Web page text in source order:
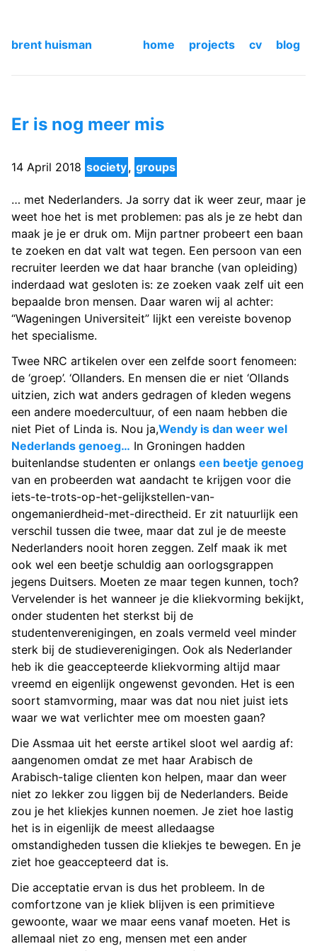
brent huisman home projects cv blog
Er is nog meer mis
14 April 2018 society, groups
… met Nederlanders. Ja sorry dat ik weer zeur, maar je
weet hoe het is met problemen: pas als je ze hebt dan
maak je je er druk om. Mijn partner probeert een baan
te zoeken en dat valt wat tegen. Een persoon van een
recruiter leerden we dat haar branche (van opleiding)
inderdaad wat gesloten is: ze zoeken vaak zelf uit een
bepaalde bron mensen. Daar waren wij al achter:
“Wageningen Universiteit” lijkt een vereiste bovenop
het specialisme.
Twee NRC artikelen over een zelfde soort fenomeen:
de ‘groep’. ‘Ollanders. En mensen die er niet ‘Ollands
uitzien, zich wat anders gedragen of kleden wegens
een andere moedercultuur, of een naam hebben die
niet Piet of Linda is. Nou ja,Wendy is dan weer wel
Nederlands genoeg… In Groningen hadden
buitenlandse studenten er onlangs een beetje genoeg
van en probeerden wat aandacht te krijgen voor die
iets-te-trots-op-het-gelijkstellen-van-
ongemanierdheid-met-directheid. Er zit natuurlijk een
verschil tussen die twee, maar dat zul je de meeste
Nederlanders nooit horen zeggen. Zelf maak ik met
ook wel een beetje schuldig aan oorlogsgrappen
jegens Duitsers. Moeten ze maar tegen kunnen, toch?
Vervelender is het wanneer je die kliekvorming bekijkt,
onder studenten het sterkst bij de
studentenverenigingen, en zoals vermeld veel minder
sterk bij de studieverenigingen. Ook als Nederlander
heb ik die geaccepteerde kliekvorming altijd maar
vreemd en eigenlijk ongewenst gevonden. Het is een
soort stamvorming, maar was dat nou niet juist iets
waar we wat verlichter mee om moesten gaan?
Die Assmaa uit het eerste artikel sloot wel aardig af:
aangenomen omdat ze met haar Arabisch de
Arabisch-talige clienten kon helpen, maar dan weer
niet zo lekker zou liggen bij de Nederlanders. Beide
zou je het kliekjes kunnen noemen. Je ziet hoe lastig
het is in eigenlijk de meest alledaagse
omstandigheden tussen die kliekjes te bewegen. En je
ziet hoe geaccepteerd dat is.
Die acceptatie ervan is dus het probleem. In de
comfortzone van je kliek blijven is een primitieve
gewoonte, waar we maar eens vanaf moeten. Het is
allemaal niet zo eng, mensen met een ander